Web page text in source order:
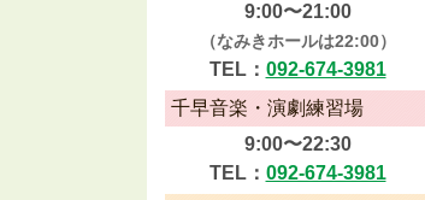
9:00〜21:00
（なみきホールは22:00）
TEL： 092-674-3981
千早音楽・演劇練習場
9:00〜22:30
TEL： 092-674-3981